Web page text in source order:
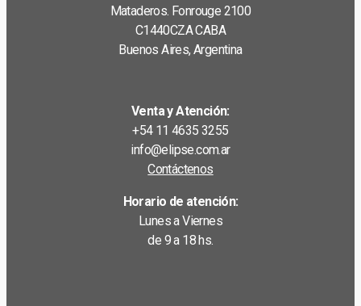
Mataderos. Fonrouge 2100
C1440CZA CABA
Buenos Aires, Argentina
Venta y Atención:
+54 11 4635 3255
info@elipse.com.ar
Contáctenos
Horario de atención:
Lunes a Viernes
de 9 a 18 hs.